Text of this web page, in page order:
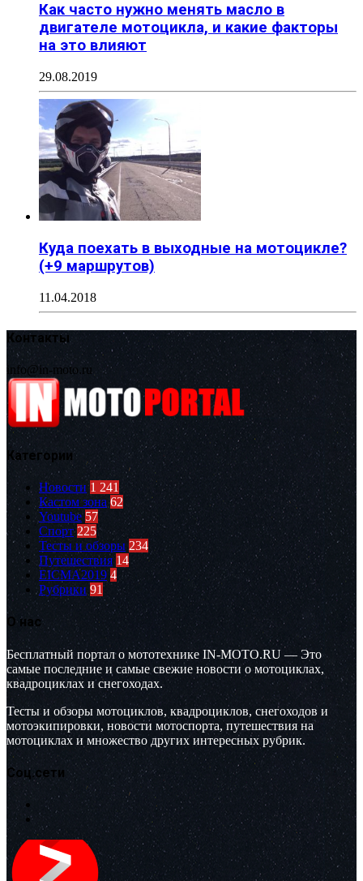
Как часто нужно менять масло в
двигателе мотоцикла, и какие факторы
на это влияют
29.08.2019
Куда поехать в выходные на мотоцикле?
(+9 маршрутов)
11.04.2018
Контакты
info@in-moto.ru
Категории
Новости 1 241
Кастом зона 62
Youtube 57
Спорт 225
Тесты и обзоры 234
Путешествия 14
EICMA2019 4
Рубрики 91
О нас
Бесплатный портал о мототехнике IN-MOTO.RU — Это
самые последние и самые свежие новости о мотоциклах,
квадроциклах и снегоходах.
Тесты и обзоры мотоциклов, квадроциклов, снегоходов и
мотоэкипировки, новости мотоспорта, путешествия на
мотоциклах и множество других интересных рубрик.
Соц.сети